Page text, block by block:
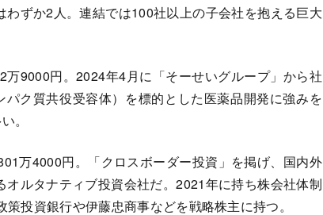
ずか2人。連結では100社以上の子会社を抱える巨大
9000円。2024年4月に「そーせいグループ」から社
ク質共役受容体）を標的とした医薬品開発に強みを
。
万4000円。「クロスボーダー投資」を掲げ、国内外
ルタナティブ投資会社だ。2021年に持ち株会社体制
投資銀行や伊藤忠商事などを戦略株主に持つ。